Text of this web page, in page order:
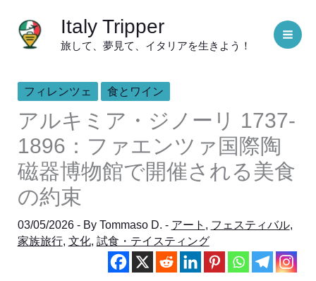
Italy Tripper
旅して、夢見て、イタリアを生きよう！
フィレンツェ 食とワイン
アルキミア・ジノーリ 1737-
1896：ファエンツァ国際陶
磁器博物館で開催される美食
の約束
03/05/2026 - By Tommaso D. - アート , フェスティバル,
家族旅行, 文化, 試食・テイスティング